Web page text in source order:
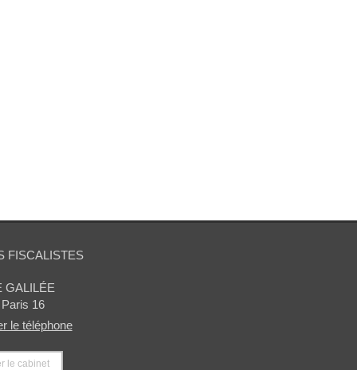
FISCALISTES
GALILÉE
Paris 16
le téléphone
le cabinet